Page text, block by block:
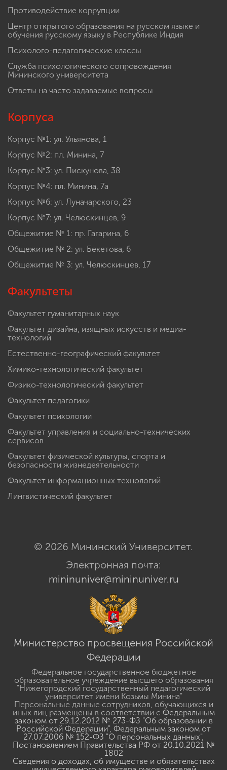
Противодействие коррупции
Центр открытого образования на русском языке и
обучения русскому языку в Республике Индия
Психолого-педагогические классы
Служба психологического сопровождения
Мининского университета
Ответы на часто задаваемые вопросы
Корпуса
Корпус №1: ул. Ульянова, 1
Корпус №2: пл. Минина, 7
Корпус №3: ул. Пискунова, 38
Корпус №4: пл. Минина, 7а
Корпус №6: ул. Луначарского, 23
Корпус №7: ул. Челюскинцев, 9
Общежитие № 1: пр. Гагарина, 6
Общежитие № 2: ул. Бекетова, 6
Общежитие № 3: ул. Челюскинцев, 17
Факультеты
Факультет гуманитарных наук
Факультет дизайна, изящных искусств и медиа-
технологий
Естественно-географический факультет
Химико-технологический факультет
Физико-технологический факультет
Факультет педагогики
Факультет психологии
Факультет управления и социально-технических
сервисов
Факультет физической культуры, спорта и
безопасности жизнедеятельности
Факультет информационных технологий
Лингвистический факультет
© 2026 Мининский Университет.
Электронная почта:
mininuniver@mininuniver.ru
Министерство просвещения Российской
Федерации
Федеральное государственное бюджетное
образовательное учреждение высшего образования
"Нижегородский государственный педагогический
университет имени Козьмы Минина"
Персональные данные сотрудников, обучающихся и
иных лиц размещены в соответствии с Федеральным
законом от 29.12.2012 № 273-ФЗ "Об образовании в
Российской Федерации", Федеральным законом от
27.07.2006 № 152-ФЗ "О персональных данных",
Постановлением Правительства РФ от 20.10.2021 №
1802
Сведения о доходах, об имуществе и обязательствах